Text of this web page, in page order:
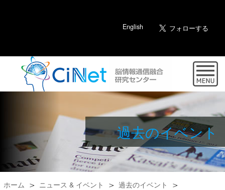
English
過去のイベント
ホーム ニュース & イベント
過去のイベント